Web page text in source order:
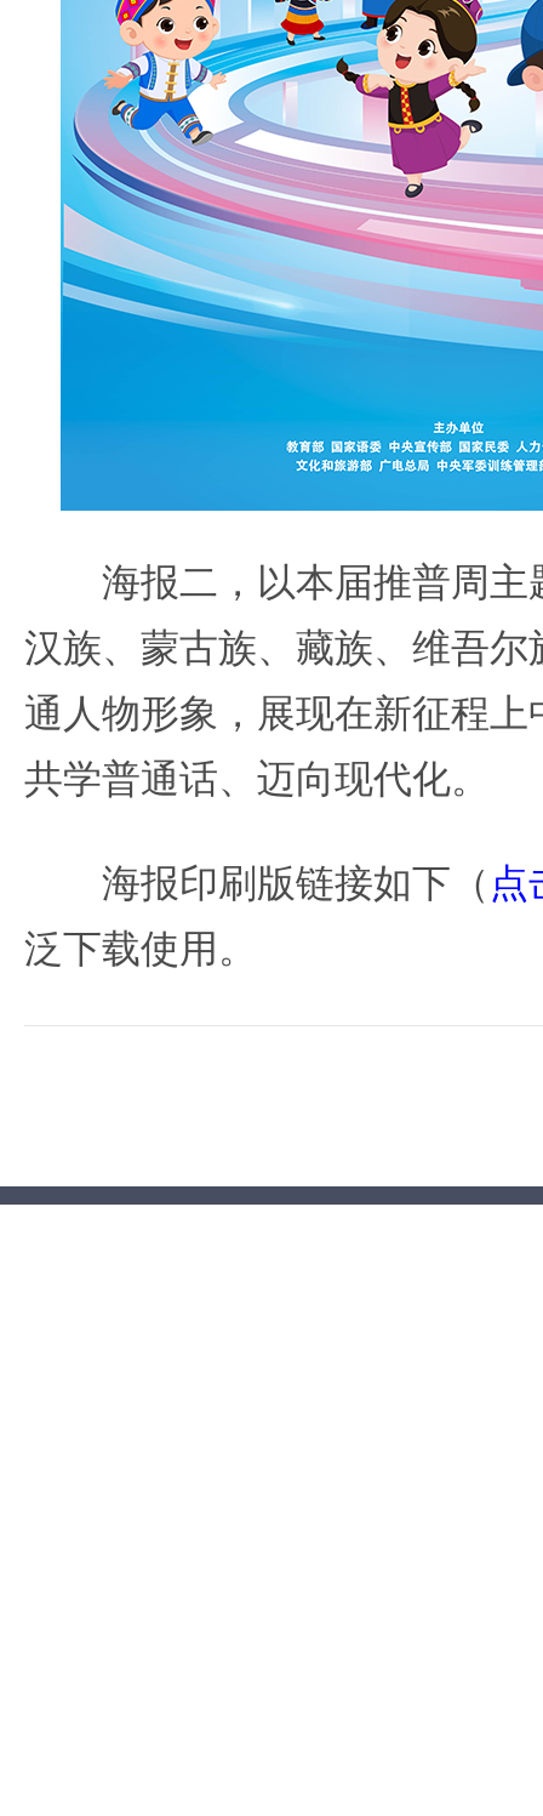
海报二，以本届推普周主
汉族、蒙古族、藏族、维吾
通人物形象，展现在新征程
共学普通话、迈向现代化。
海报印刷版链接如下（ 点
泛下载使用。